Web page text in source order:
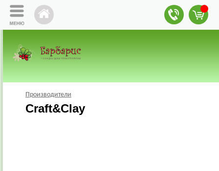
Производители
Craft&Clay